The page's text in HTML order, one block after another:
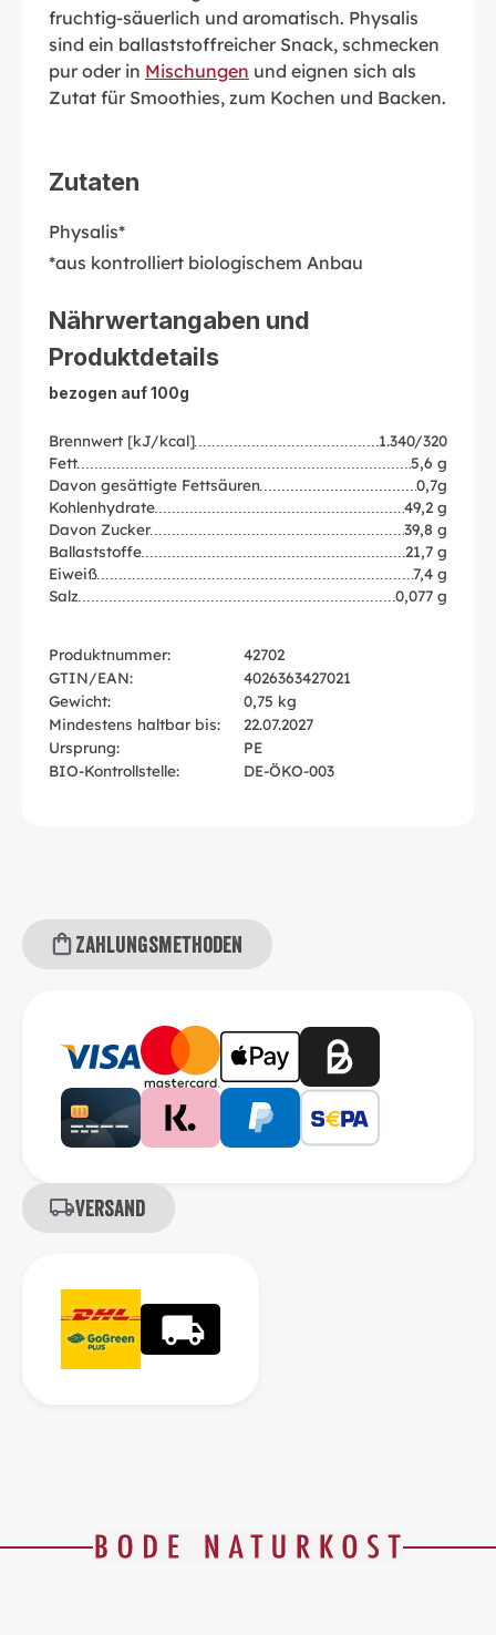
fruchtig-säuerlich und aromatisch. Physalis
sind ein ballaststoffreicher Snack, schmecken
pur oder in Mischungen und eignen sich als
Zutat für Smoothies, zum Kochen und Backen.
Zutaten
Physalis*
*aus kontrolliert biologischem Anbau
Nährwertangaben und
Produktdetails
bezogen auf 100g
Brennwert [kJ/kcal]
1.340/320
Fett
5,6 g
Davon gesättigte Fettsäuren
0,7g
Kohlenhydrate
49,2 g
Davon Zucker
39,8 g
Ballaststoffe
21,7 g
Eiweiß
7,4 g
Salz
0,077 g
Produktnummer:
42702
GTIN/EAN:
4026363427021
Gewicht:
0,75 kg
Mindestens haltbar bis:
22.07.2027
Ursprung:
PE
BIO-Kontrollstelle:
DE-ÖKO-003
Zahlungsmethoden
Versand